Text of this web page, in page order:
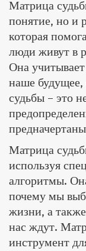
Матрица
понятие, но и
которая
люди живут в
Она
наше
судьбы – это
Матрица
используя
алгоритмы.
почему мы
жизни, а
нас ждут.
инструмент